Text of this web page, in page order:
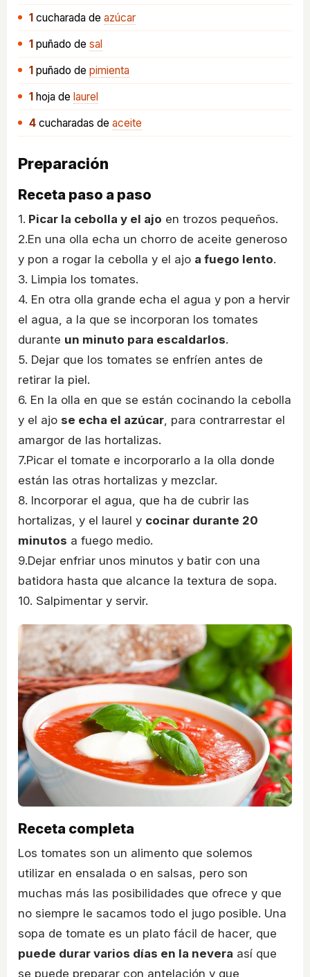
1 cucharada de azúcar
1 puñado de sal
1 puñado de pimienta
1 hoja de laurel
4 cucharadas de aceite
Preparación
Receta paso a paso
1. Picar la cebolla y el ajo en trozos pequeños.
2.En una olla echa un chorro de aceite generoso
y pon a rogar la cebolla y el ajo a fuego lento.
3. Limpia los tomates.
4. En otra olla grande echa el agua y pon a hervir
el agua, a la que se incorporan los tomates
durante un minuto para escaldarlos.
5. Dejar que los tomates se enfríen antes de
retirar la piel.
6. En la olla en que se están cocinando la cebolla
y el ajo se echa el azúcar, para contrarrestar el
amargor de las hortalizas.
7.Picar el tomate e incorporarlo a la olla donde
están las otras hortalizas y mezclar.
8. Incorporar el agua, que ha de cubrir las
hortalizas, y el laurel y cocinar durante 20
minutos a fuego medio.
9.Dejar enfriar unos minutos y batir con una
batidora hasta que alcance la textura de sopa.
10. Salpimentar y servir.
Receta completa
Los tomates son un alimento que solemos
utilizar en ensalada o en salsas, pero son
muchas más las posibilidades que ofrece y que
no siempre le sacamos todo el jugo posible. Una
sopa de tomate es un plato fácil de hacer, que
puede durar varios días en la nevera así que
se puede preparar con antelación y que,